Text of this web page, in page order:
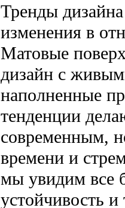
Тренды
изменения в
Матовые
дизайн с
наполненные
тенденции
современным,
времени и
мы увидим все
устойчивость